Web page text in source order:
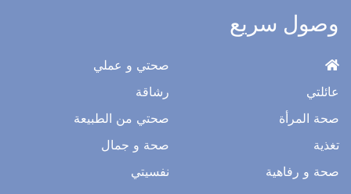
وصول سريع
عائلتي
صحة المرأة
تغذية
صحة و رفاهية
صحتي و عملي
رشاقة
صحتي من الطبيعة
صحة و جمال
نفسيتي